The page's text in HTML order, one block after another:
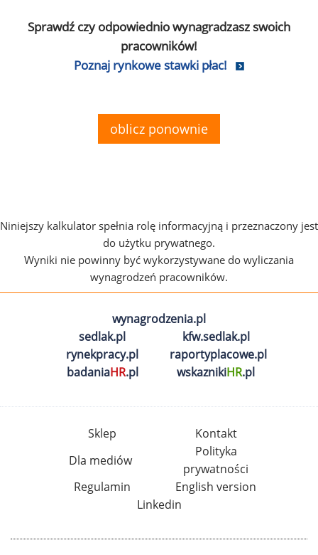
Sprawdź czy odpowiednio wynagradzasz swoich
pracowników!
Poznaj rynkowe stawki płac!
oblicz ponownie
Niniejszy kalkulator spełnia rolę informacyjną i przeznaczony jest
do użytku prywatnego.
Wyniki nie powinny być wykorzystywane do wyliczania
wynagrodzeń pracowników.
wynagrodzenia.pl
sedlak.pl
kfw.sedlak.pl
rynekpracy.pl
raportyplacowe.pl
badaniaHR.pl wskaznikiHR.pl
Sklep
Kontakt
Dla mediów
Polityka
prywatności
Regulamin
English version
Linkedin